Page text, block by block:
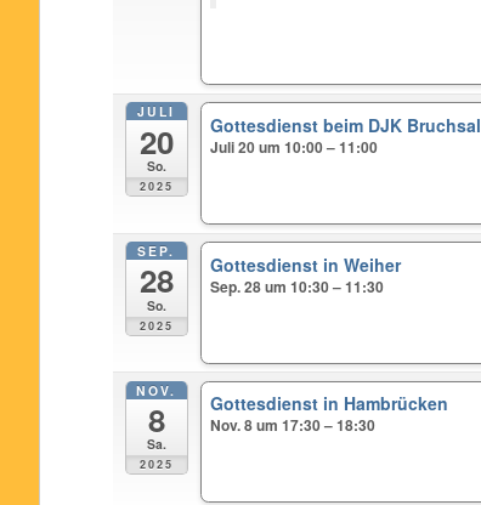
JULI
20
So.
2025
Gottesdienst beim DJK Bruchsal
Juli 20 um 10:00 – 11:00
SEP.
28
So.
2025
Gottesdienst in Weiher
Sep. 28 um 10:30 – 11:30
NOV.
8
Sa.
2025
Gottesdienst in Hambrücken
Nov. 8 um 17:30 – 18:30